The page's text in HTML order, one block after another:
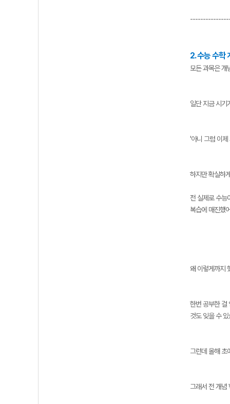
2. 수능 수학
모든 과목은 개
일단 지금 시기
'아니 그럼 이
하지만 확실하
전 실제로 수능
복습에 매진했
왜 이렇게까지
한번 공부한 걸
것도 잊을 수
그런데 올해 초
그래서 전 개념